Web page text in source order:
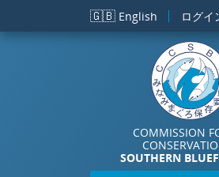
メインコンテンツに移動
🇬🇧 English ログイ
COMMISSION
SOUTHERN